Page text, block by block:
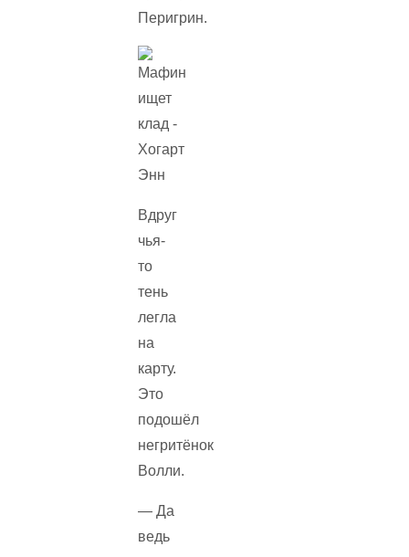
Перигрин.
Вдруг
чья-
то
тень
легла
на
карту.
Это
подошёл
негритёнок
Волли.
— Да
ведь